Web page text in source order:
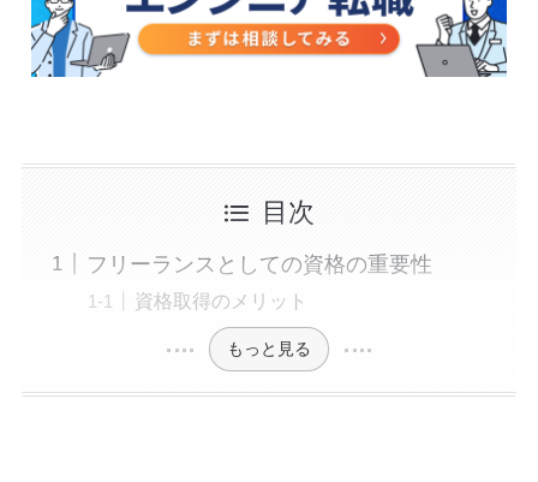
目次
フリーランスとしての資格の重要性
資格取得のメリット
もっと見る